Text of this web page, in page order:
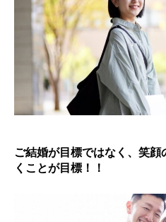
ご結婚が目標ではなく、笑
くことが目標！！